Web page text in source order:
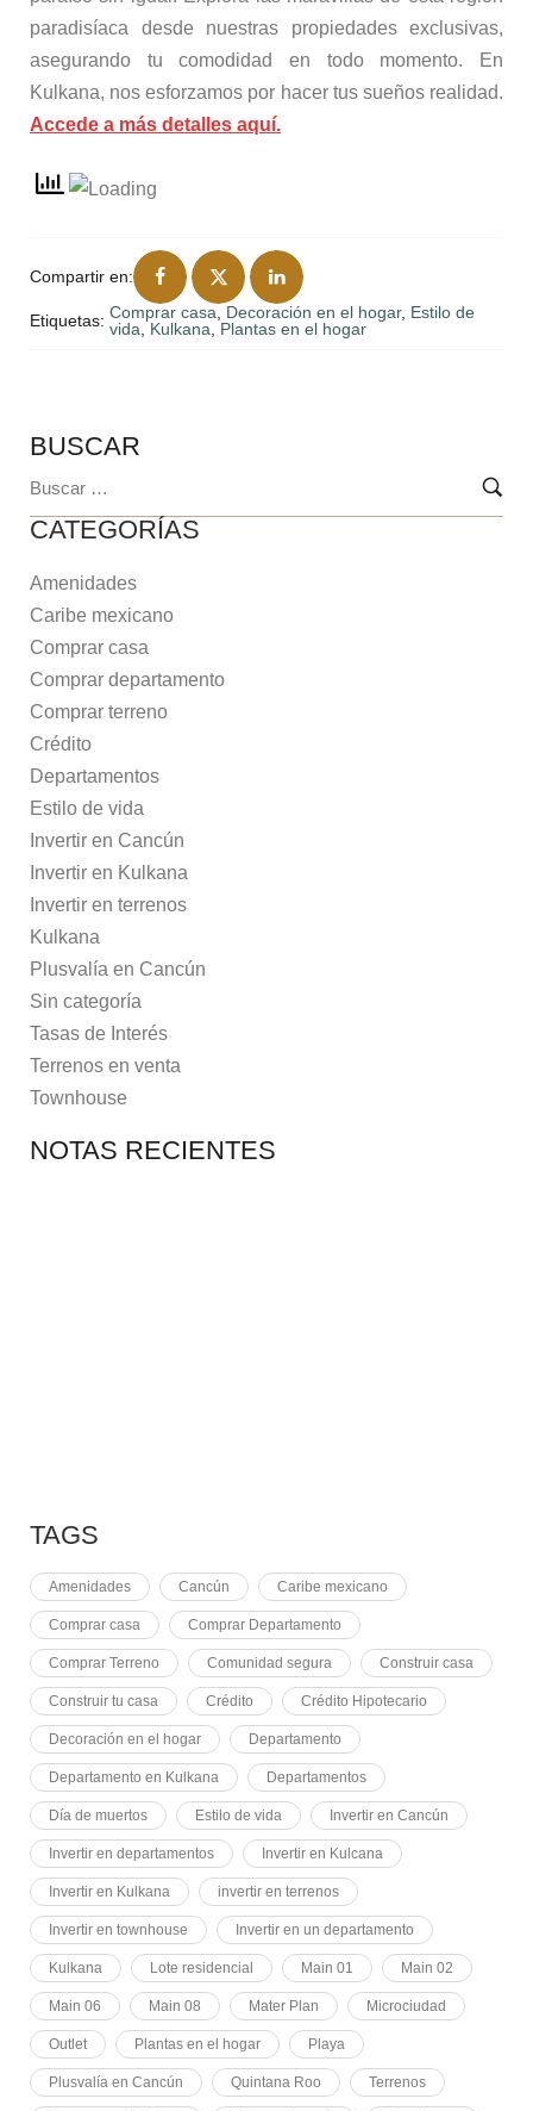
paradisíaca desde nuestras propiedades exclusivas,
asegurando tu comodidad en todo momento. En
Kulkana, nos esforzamos por hacer tus sueños realidad.
Accede a más detalles aquí.
Compartir en:
Etiquetas: Comprar casa Decoración en el hogar, Estilo de
vida
Kulkana Plantas en el hogar
BUSCAR
CATEGORÍAS
Amenidades
Caribe mexicano
Comprar casa
Comprar departamento
Comprar terreno
Crédito
Departamentos
Estilo de vida
Invertir en Cancún
Invertir en Kulkana
Invertir en terrenos
Kulkana
Plusvalía en Cancún
Sin categoría
Tasas de Interés
Terrenos en venta
Townhouse
NOTAS RECIENTES
TAGS
Amenidades Cancún Caribe mexicano
Comprar casa Comprar Departamento
Comprar Terreno Comunidad segura Construir casa
Construir tu casa Crédito Crédito Hipotecario
Decoración en el hogar Departamento
Departamento en Kulkana Departamentos
Día de muertos Estilo de vida Invertir en Cancún
Invertir en departamentos Invertir en Kulcana
Invertir en Kulkana invertir en terrenos
Invertir en townhouse Invertir en un departamento
Kulkana Lote residencial Main 01 Main 02
Main 06 Main 08 Mater Plan Microciudad
Outlet Plantas en el hogar Playa
Plusvalía en Cancún Quintana Roo Terrenos